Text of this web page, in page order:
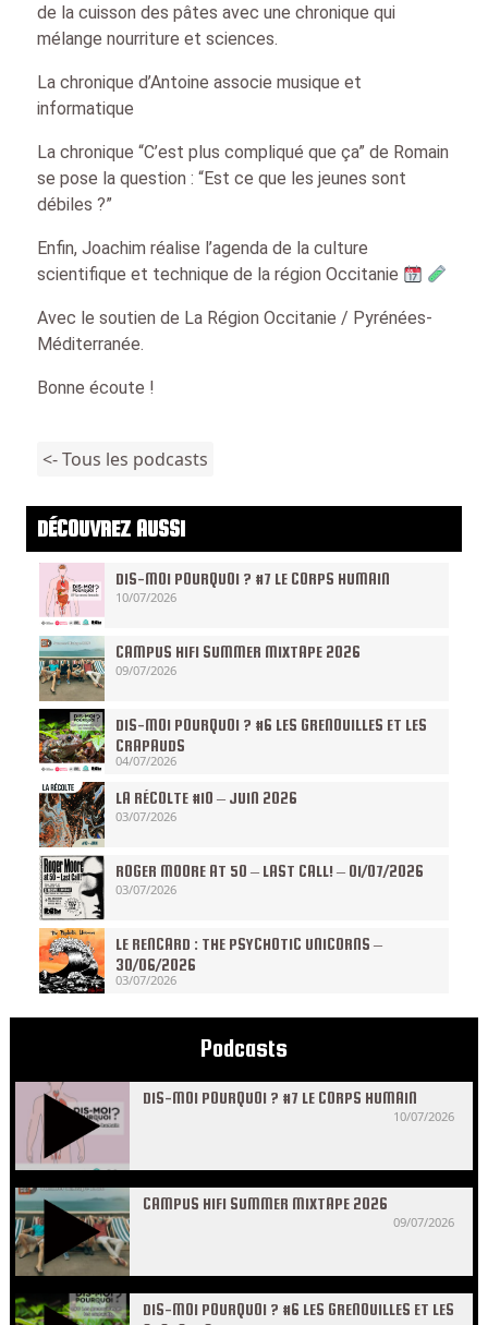
de la cuisson des pâtes avec une chronique qui
mélange nourriture et sciences.
La chronique d’Antoine associe musique et
informatique
La chronique “C’est plus compliqué que ça” de Romain
se pose la question : “Est ce que les jeunes sont
débiles ?”
Enfin, Joachim réalise l’agenda de la culture
scientifique et technique de la région Occitanie
Avec le soutien de La Région Occitanie / Pyrénées-
Méditerranée.
Bonne écoute !
<- Tous les podcasts
DÉCOUVREZ AUSSI
DIS-MOI POURQUOI ? #7 LE CORPS HUMAIN
10/07/2026
CAMPUS HIFI SUMMER MIXTAPE 2026
09/07/2026
DIS-MOI POURQUOI ? #6 LES GRENOUILLES ET LES
CRAPAUDS
04/07/2026
LA RÉCOLTE #10 – JUIN 2026
03/07/2026
ROGER MOORE AT 50 – LAST CALL! – 01/07/2026
03/07/2026
LE RENCARD : THE PSYCHOTIC UNICORNS –
30/06/2026
03/07/2026
Podcasts
DIS-MOI POURQUOI ? #7 LE CORPS HUMAIN
10/07/2026
CAMPUS HIFI SUMMER MIXTAPE 2026
09/07/2026
DIS-MOI POURQUOI ? #6 LES GRENOUILLES ET LES